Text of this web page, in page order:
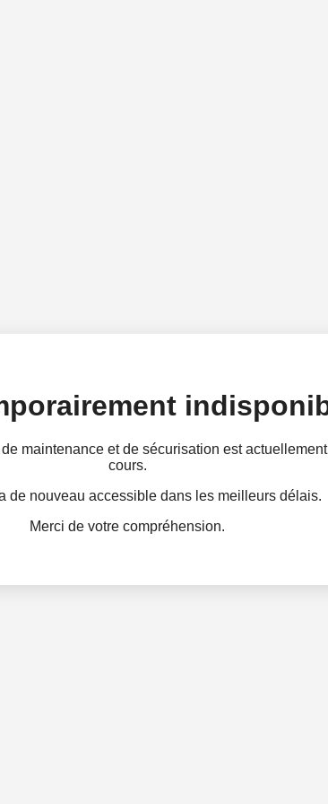
maintenance et de sécurisation est
cours.
de nouveau accessible dans les meilleurs délais.
Merci de votre compréhension.